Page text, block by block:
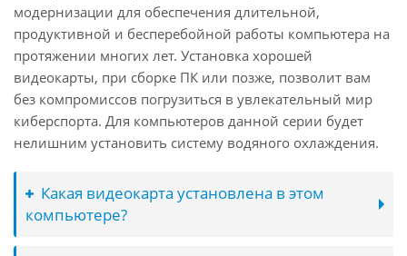
модернизации для обеспечения длительной,
продуктивной и бесперебойной работы компьютера на
протяжении многих лет. Установка хорошей
видеокарты, при сборке ПК или позже, позволит вам
без компромиссов погрузиться в увлекательный мир
киберспорта. Для компьютеров данной серии будет
нелишним установить систему водяного охлаждения.
Какая видеокарта установлена в этом
компьютере?